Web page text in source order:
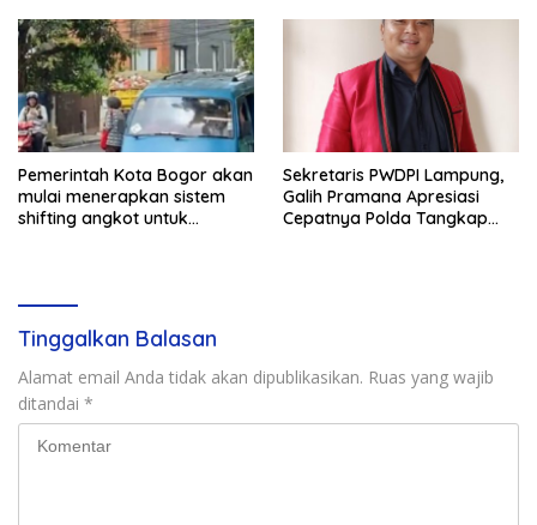
Pemerintah Kota Bogor akan
mulai menerapkan sistem
shifting angkot untuk
Sekretaris PWDPI Lampung,
Galih Pramana Apresiasi
Cepatnya Polda Tangkap
Tinggalkan Balasan
Alamat email Anda tidak akan dipublikasikan. Ruas yang wajib
ditandai *